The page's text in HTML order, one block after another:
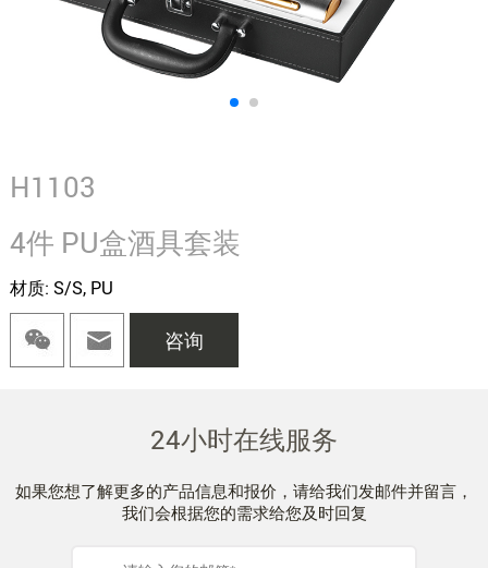
H1103
4件 PU盒酒具套装
材质: S/S, PU
咨询
24小时在线服务
如果您想了解更多的产品信息和报价，请给我们发邮件并留言，
我们会根据您的需求给您及时回复